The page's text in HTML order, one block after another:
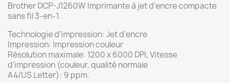
Brother DCP-J1260W Imprimante à jet d'encre compacte
sans fil 3-en-1.
Technologie d'impression: Jet d'encre
Impression: Impression couleur
Résolution maximale: 1200 x 6000 DPI, Vitesse
d'impression (couleur, qualité normale
A4/US Letter): 9 ppm.